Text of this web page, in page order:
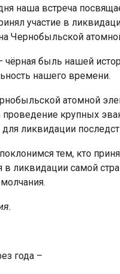
наша встреча
участие в
Чернобыль­ской
быль нашей
нашего времени.
атомной
крупных
для ликвидации
тем, кто
в ликвидации самой
года –